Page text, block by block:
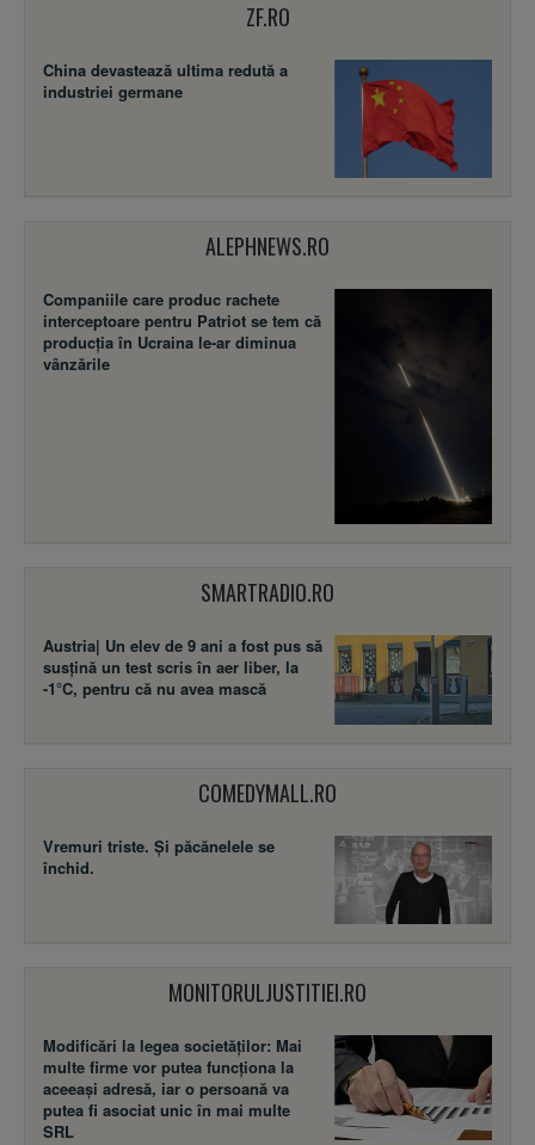
ZF.RO
China devastează ultima redută a
industriei germane
ALEPHNEWS.RO
Companiile care produc rachete
interceptoare pentru Patriot se tem că
producția în Ucraina le-ar diminua
vânzările
SMARTRADIO.RO
Austria| Un elev de 9 ani a fost pus să
susţină un test scris în aer liber, la
-1°C, pentru că nu avea mască
COMEDYMALL.RO
Vremuri triste. Şi păcănelele se
închid.
MONITORULJUSTITIEI.RO
Modificări la legea societăţilor: Mai
multe firme vor putea funcţiona la
aceeaşi adresă, iar o persoană va
putea fi asociat unic în mai multe
SRL